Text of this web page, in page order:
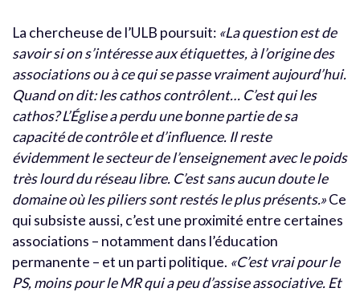
La chercheuse de l’ULB poursuit: «La question est de
savoir si on s’intéresse aux étiquettes, à l’origine des
associations ou à ce qui se passe vraiment aujourd’hui.
Quand on dit: les cathos contrôlent… C’est qui les
cathos? L’Église a perdu une bonne partie de sa
capacité de contrôle et d’influence. Il reste
évidemment le secteur de l’enseignement avec le poids
très lourd du réseau libre. C’est sans aucun doute le
domaine où les piliers sont restés le plus présents.»Ce
qui subsiste aussi, c’est une proximité entre certaines
associations – notamment dans l’éducation
permanente – et un parti politique. «C’est vrai pour le
PS, moins pour le MR qui a peu d’assise associative. Et